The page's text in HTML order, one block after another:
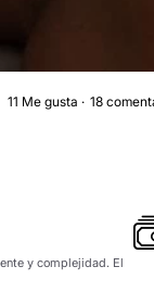
AUMENTO DE
11 Me gusta 18
y complejidad. El